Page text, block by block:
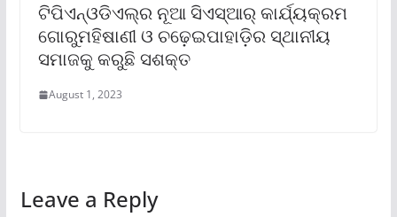
ଟିପିଏନ୍‌ଓଡିଏଲ୍‌ର ନୂଆ ସିଏସ୍‌ଆର୍ କାର୍ଯ୍ୟକ୍ରମ
ଗୋରୁମହିଷାଣୀ ଓ ଚଢ଼େଇପାହାଡ଼ିର ସ୍ଥାନୀୟ
ସମାଜକୁ କରୁଛି ସଶକ୍ତ
August 1, 2023
Leave a Reply